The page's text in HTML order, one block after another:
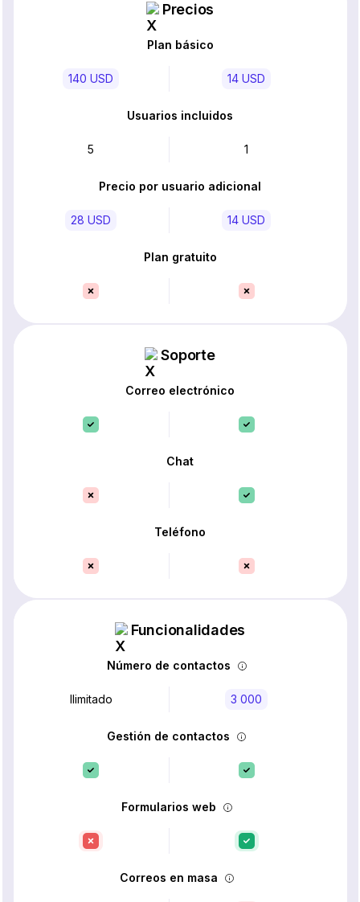
Precios
Plan básico
140 USD 14 USD
Usuarios incluidos
5 1
Precio por usuario adicional
28 USD 14 USD
Plan gratuito
Soporte
Correo electrónico
Chat
Teléfono
Funcionalidades
Número de contactos
Ilimitado 3 000
Gestión de contactos
Formularios web
Correos en masa